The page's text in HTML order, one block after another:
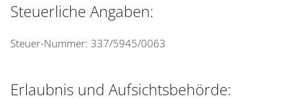
Steuerliche Angaben:
Steuer-Nummer: 337/5945/0063
Erlaubnis und Aufsichtsbehörde: